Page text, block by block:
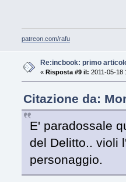
patreon.com/rafu
Re:incbook: primo
« Risposta #9 il: 2011-05-18
Citazione da:
E' paradossale
del Delitto.. violi
personaggio.